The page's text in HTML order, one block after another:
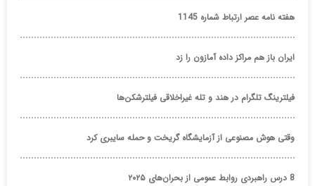
هفته نامه عصر ارتباط شماره 1145
ایران باز هم مراکز داده آمازون را زد
فیلترینگ تلگرام در هند و تله غیراخلاقی فیلترشکن‌ها
وقتی هوش مصنوعی از آزمایشگاه گریخت و حمله سایبری کرد
8 درس راهبردی روابط عمومی از بحران‌های ۲۰۲۵